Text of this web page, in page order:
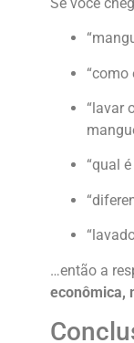
“como
“lavar
“qual
…então a
econômica,